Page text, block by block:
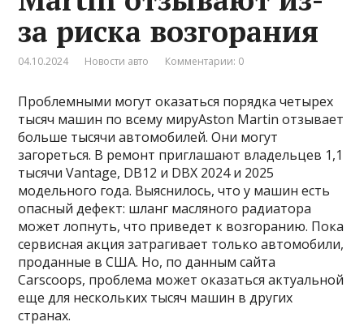
за риска возгорания
04.10.2024 Новости авто Комментарии: 0
Проблемными могут оказаться порядка четырех
тысяч машин по всему мируAston Martin отзывает
больше тысячи автомобилей. Они могут
загореться. В ремонт приглашают владельцев 1,1
тысячи Vantage, DB12 и DBX 2024 и 2025
модельного года. Выяснилось, что у машин есть
опасный дефект: шланг масляного радиатора
может лопнуть, что приведет к возгоранию. Пока
сервисная акция затрагивает только автомобили,
проданные в США. Но, по данным сайта
Carscoops, проблема может оказаться актуальной
еще для нескольких тысяч машин в других
странах.